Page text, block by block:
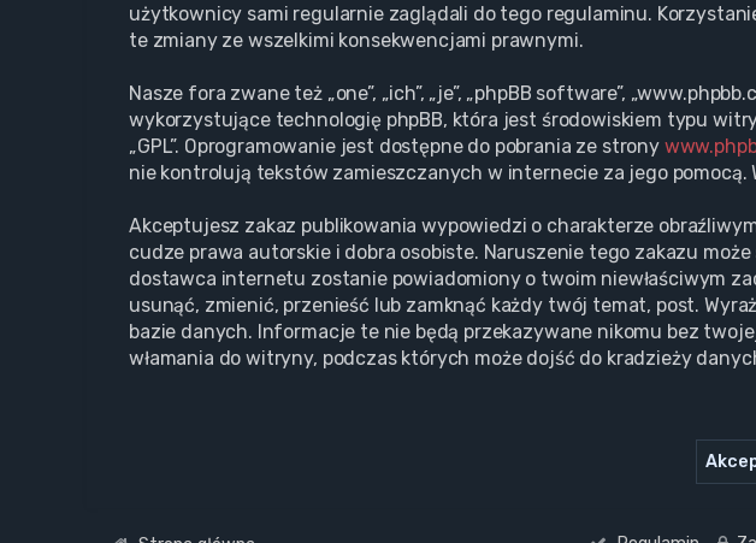
użytkownicy sami regularnie zaglądali do tego regulaminu.
te zmiany ze wszelkimi konsekwencjami prawnymi.
Nasze fora zwane też „one”, „ich”, „je”, „phpBB software”,
wykorzystujące technologię phpBB, która jest środowiskiem typu
„GPL”. Oprogramowanie jest dostępne do pobrania ze strony
nie kontrolują tekstów zamieszczanych w internecie za jego
Akceptujesz zakaz publikowania wypowiedzi o charakterze
cudze prawa autorskie i dobra osobiste. Naruszenie tego zakazu
dostawca internetu zostanie powiadomiony o twoim niewłaściwym
usunąć, zmienić, przenieść lub zamknąć każdy twój temat, post.
bazie danych. Informacje te nie będą przekazywane nikomu bez
włamania do witryny, podczas których może dojść do kradzieży